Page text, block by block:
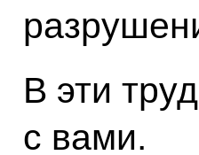
В эти
с вами.